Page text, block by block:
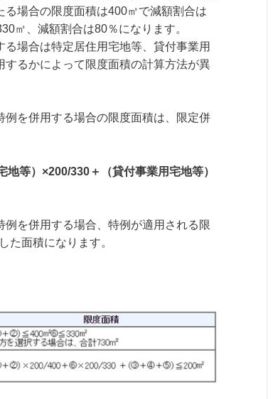
場合の限度面積は400㎡で減額割合は
㎡、減額割合は80％になります。
場合は特定居住用宅地等、貸付事業用
るかによって限度面積の計算方法が異
を併用する場合の限度面積は、限定併
地等）×200/330＋（貸付事業用宅地等）
を併用する場合、特例が適用される限
た面積になります。